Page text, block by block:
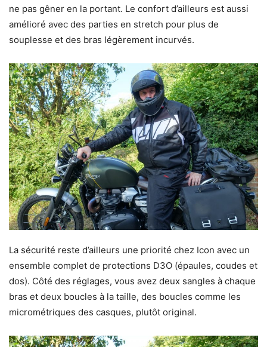
ne pas gêner en la portant. Le confort d’ailleurs est aussi
amélioré avec des parties en stretch pour plus de
souplesse et des bras légèrement incurvés.
La sécurité reste d’ailleurs une priorité chez Icon avec un
ensemble complet de protections D3O (épaules, coudes et
dos). Côté des réglages, vous avez deux sangles à chaque
bras et deux boucles à la taille, des boucles comme les
micrométriques des casques, plutôt original.